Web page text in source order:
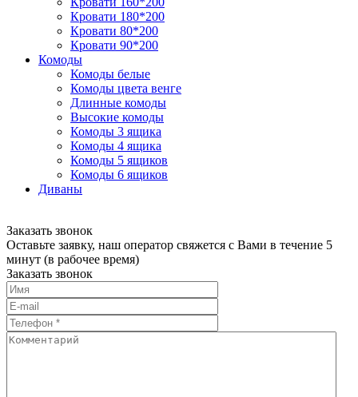
Кровати 180*200
Кровати 80*200
Кровати 90*200
Комоды
Комоды белые
Комоды цвета венге
Длинные комоды
Высокие комоды
Комоды 3 ящика
Комоды 4 ящика
Комоды 5 ящиков
Комоды 6 ящиков
Диваны
Заказать звонок
Оставьте заявку, наш оператор свяжется с Вами в течение 5
минут (в рабочее время)
Заказать звонок